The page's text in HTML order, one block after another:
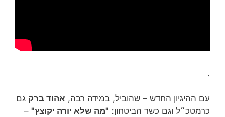
.
עם ההיגיון החדש – שהוביל, במידה רבה, אהוד ברק גם
כרמטכ״ל וגם כשר הביטחון: "מה שלא יורה יקוצץ" –